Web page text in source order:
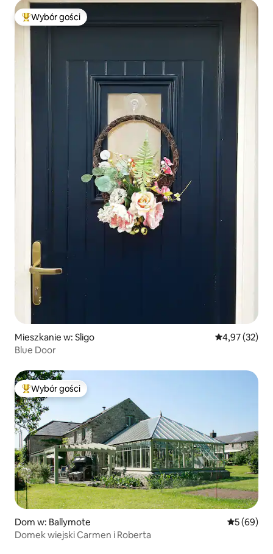
Najpopularniejsze z kategorii Wybór gości
Wybór gości
Mieszkanie w: Sligo Średnia
4,97 (32)
Blue Door
Najpopularniejsze z kategorii Wybór gości
Wybór gości
Dom w: Ballymote Średnia
5 (69)
Domek wiejski Carmen i Roberta